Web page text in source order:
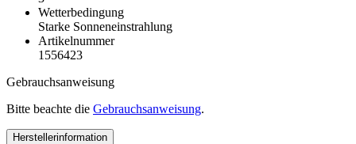
Wetterbedingung
Starke Sonneneinstrahlung
Artikelnummer
1556423
Gebrauchsanweisung
Bitte beachte die Gebrauchsanweisung.
Herstellerinformation